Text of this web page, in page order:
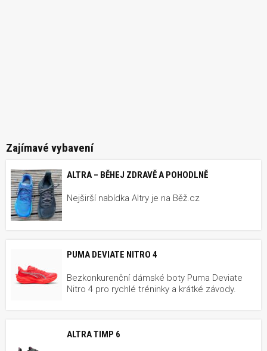
Zajímavé vybavení
ALTRA – BĚHEJ ZDRAVĚ A POHODLNĚ
Nejširší nabídka Altry je na Běž.cz
PUMA DEVIATE NITRO 4
Bezkonkurenční dámské boty Puma Deviate
Nitro 4 pro rychlé tréninky a krátké závody.
ALTRA TIMP 6